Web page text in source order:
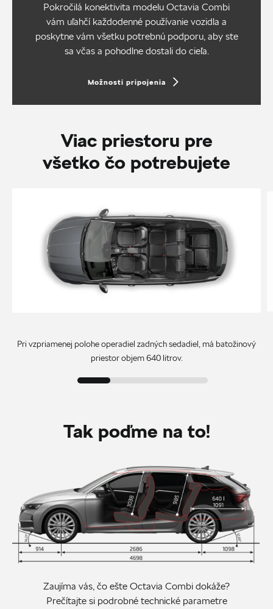
Pokročilá konektivita modelu Octavia Combi
vám uľahčí každodenné používanie vozidla a
poskytne vám všetku potrebnú podporu, aby ste
sa včas a pohodlne dostali do cieľa.
Možnosti pripojenia
Viac priestoru pre
všetko čo potrebujete
Pri vzpriamenej polohe operadiel zadných sedadiel, má batožinový
priestor objem 640 litrov.
Tak poďme na to!
Zaujíma vás, čo ešte Octavia Combi dokáže?
Prečítajte si podrobné technické parametre